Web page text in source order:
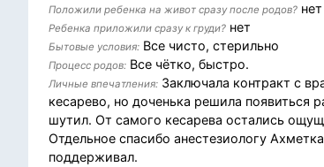
Положили ребенка на живот сразу после родов? нет
Ребенка приложили сразу к груди? нет
Бытовые условия: Все чисто, стерильно
Процесс родов: Все чётко, быстро.
Личные впечатления: Заключала контракт с
кесарево, но доченька решила появиться
шутил. От самого кесарева остались
Отдельное спасибо анестезиологу
поддерживал.